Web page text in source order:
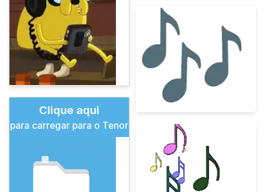
Clique aqui
para carregar para o Tenor